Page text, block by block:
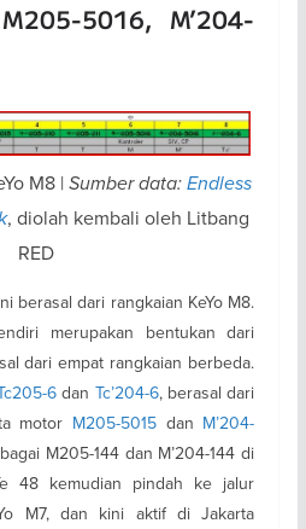
5016, M’204-
M8 | Sumber data:Endless
, diolah kembali oleh Litbang
RED
berasal dari rangkaian KeYo M8.
merupakan bentukan dari
dari empat rangkaian berbeda.
6dan Tc’204-6, berasal dari
motor M205-5015dan M’204-
M205-144 dan M’204-144 di
48 kemudian pindah ke jalur
M7, dan kini aktif di Jakarta